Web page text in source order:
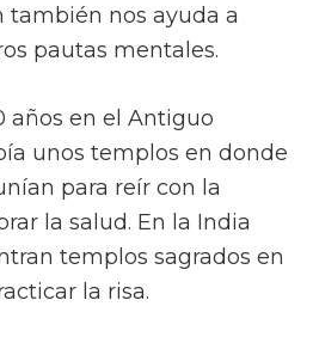
también nos ayuda a
pautas mentales.
años en el Antiguo
unos templos en donde
para reír con la
la salud. En la India
templos sagrados en
la risa.